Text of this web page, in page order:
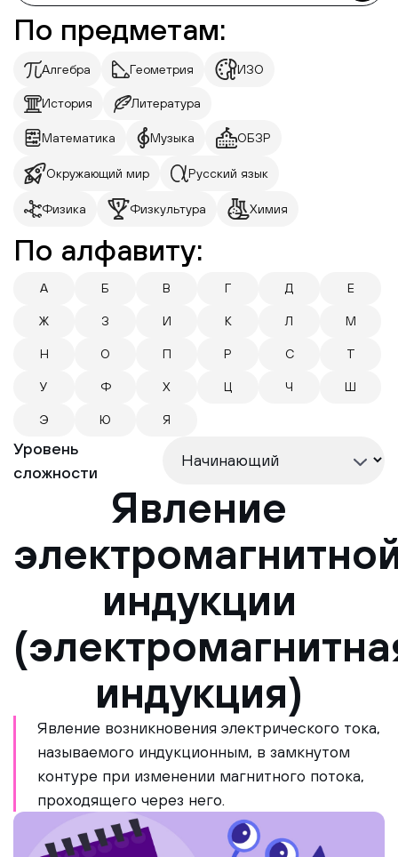
По предметам:
Алгебра Геометрия ИЗО
История Литература
Математика Музыка ОБЗР
Окружающий мир Русский язык
Физика Физкультура Химия
По алфавиту:
А Б В Г Д Е
Ж З И К Л М
Н О П Р С Т
У Ф Х Ц Ч Ш
Э Ю Я
Уровень
сложности
Явление
индукции
индукция)
Явление возникновения электрического тока,
называемого индукционным, в замкнутом
контуре при изменении магнитного потока,
проходящего через него.